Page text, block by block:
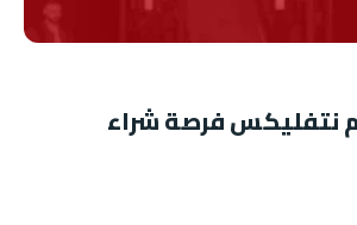
فرصة شراء